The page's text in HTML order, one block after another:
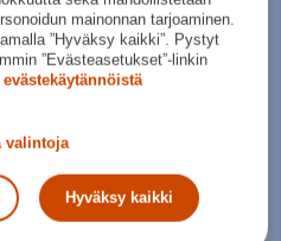
Salomon
129,90€
Norm. hinta:140€
30pv alin hinta: 129,90€
mainonnan tarjoaminen.
”Hyväksy kaikki”. Pystyt
”Evästeasetukset”-linkin
valintoja
Hyväksy kaikki